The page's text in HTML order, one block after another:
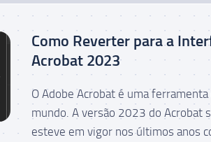
Como Reverter para a
Acrobat 2023
O Adobe Acrobat é uma
mundo. A versão 2023 do Acrobat
esteve em vigor nos últimos anos